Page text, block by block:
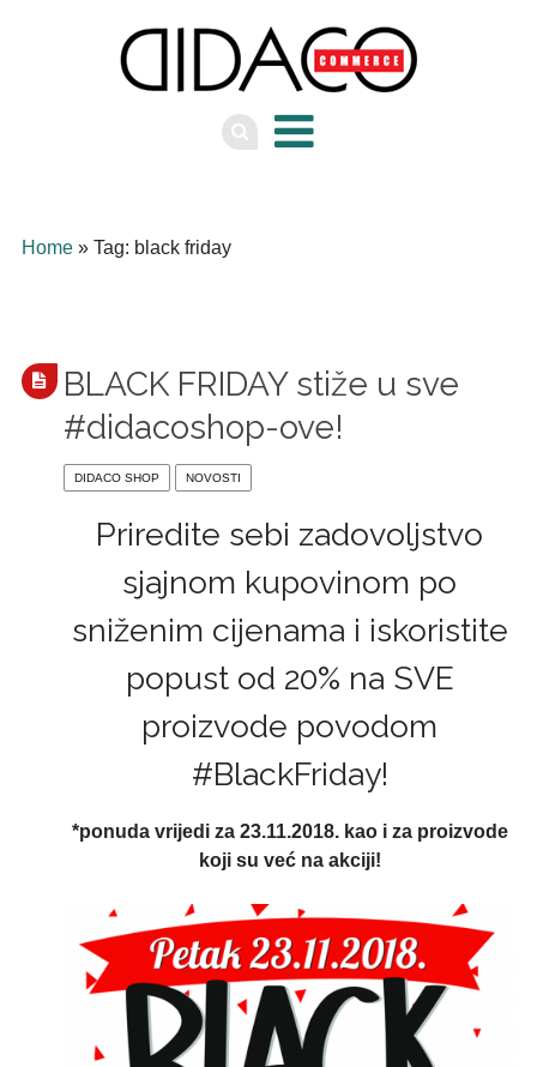
Home» Tag: black friday
BLACK FRIDAY stiže u sve
#didacoshop-ove!
DIDACO SHOP NOVOSTI
Priredite sebi zadovoljstvo
sjajnom kupovinom po
sniženim cijenama i iskoristite
popust od 20% na SVE
proizvode povodom
#BlackFriday!
*ponuda vrijedi za 23.11.2018. kao i za proizvode
koji su već na akciji!